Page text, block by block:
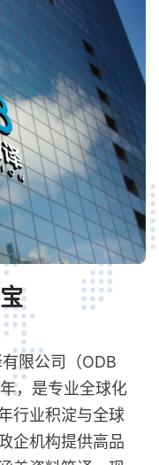
限公司（ODB
，是专业全球化
行业积淀与全球
企机构提供高品